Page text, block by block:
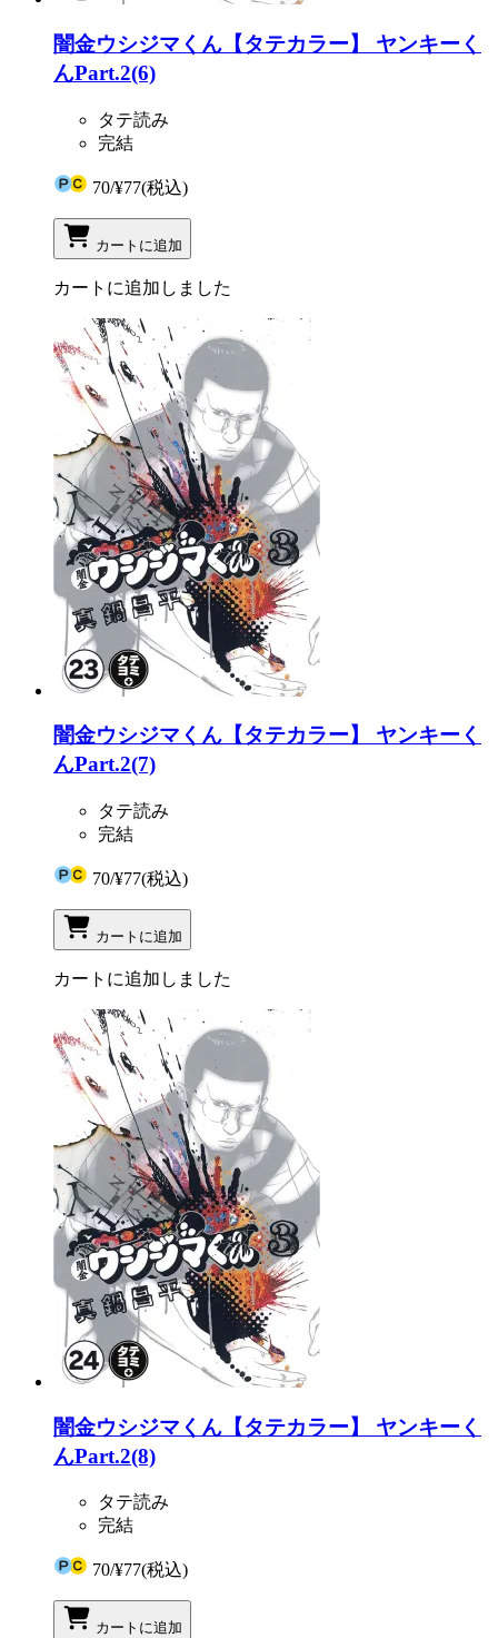
闇金ウシジマくん【タテカラー】 ヤンキーく
んPart.2(6)
タテ読み
完結
70/¥77(税込)
カートに追加
カートに追加しました
闇金ウシジマくん【タテカラー】 ヤンキーく
んPart.2(7)
タテ読み
完結
70/¥77(税込)
カートに追加
カートに追加しました
闇金ウシジマくん【タテカラー】 ヤンキーく
んPart.2(8)
タテ読み
完結
70/¥77(税込)
カートに追加